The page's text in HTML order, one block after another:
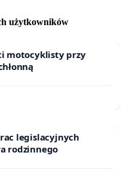
użytkowników
motocyklisty przy
legislacyjnych
rodzinnego